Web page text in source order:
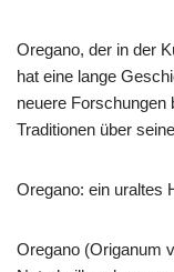
Oregano, der in der
hat eine lange
neuere Forschungen
Traditionen über
Oregano: ein uraltes
Oregano (Origanum